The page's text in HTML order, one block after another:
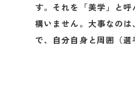
す。それを「美学」と
構いません。大事なの
で、 自分自身と周囲（